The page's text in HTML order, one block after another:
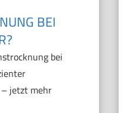
BEI
bei
– jetzt mehr